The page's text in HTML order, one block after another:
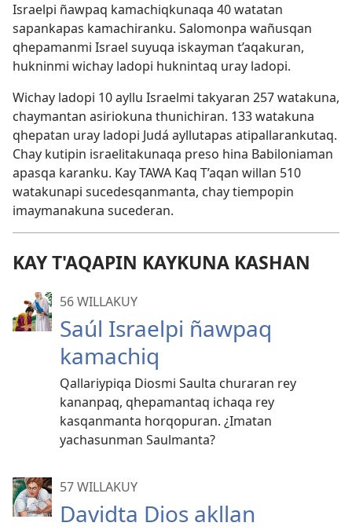
Israelpi ñawpaq kamachiqkunaqa 40 watatan
sapankapas kamachiranku. Salomonpa wañusqan
qhepamanmi Israel suyuqa iskayman t’aqakuran,
hukninmi wichay ladopi huknintaq uray ladopi.
Wichay ladopi 10 ayllu Israelmi takyaran 257 watakuna,
chaymantan asiriokuna thunichiran. 133 watakuna
qhepatan uray ladopi Judá ayllutapas atipallarankutaq.
Chay kutipin israelitakunaqa preso hina Babiloniaman
apasqa karanku. Kay TAWA Kaq T’aqan willan 510
watakunapi sucedesqanmanta, chay tiempopin
imaymanakuna sucederan.
KAY T'AQAPIN KAYKUNA KASHAN
56 WILLAKUY
Saúl Israelpi ñawpaq
kamachiq
Qallariypiqa Diosmi Saulta churaran rey
kananpaq, qhepamantaq ichaqa rey
kasqanmanta horqopuran. ¿Imatan
yachasunman Saulmanta?
57 WILLAKUY
Davidta Dios akllan